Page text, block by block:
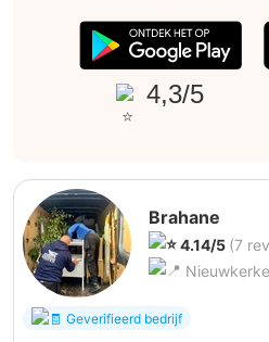
4,3/5
Brahane
4.14/5 (7
Geverifieerd bedrijf